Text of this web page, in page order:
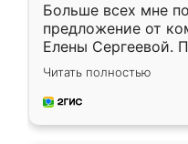
Больше всех мне
предложение от
Елены Сергеевой.
короткие сроки
для замера
предложил по
Читать полностью